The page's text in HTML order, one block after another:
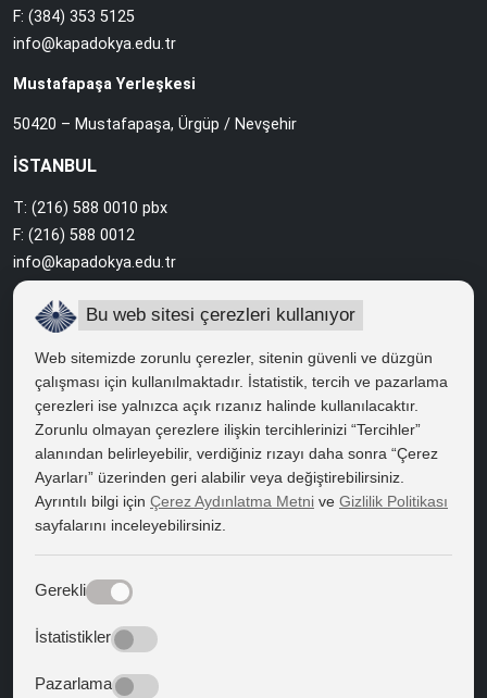
F: (384) 353 5125
info@kapadokya.edu.tr
Mustafapaşa Yerleşkesi
50420 – Mustafapaşa, Ürgüp / Nevşehir
İSTANBUL
T: (216) 588 0010 pbx
F: (216) 588 0012
info@kapadokya.edu.tr
Sabiha Gökçen Yerleşkesi
HIZLI ERİŞİM
Bilgi Edinme
Bilgi Paketi
Kapadokya Eduroam
Batıya Yön Veren Metinler
Bu web sitesi çerezleri kullanıyor
Web sitemizde zorunlu çerezler, sitenin güvenli ve düzgün
çalışması için kullanılmaktadır. İstatistik, tercih ve pazarlama
çerezleri ise yalnızca açık rızanız halinde kullanılacaktır.
Zorunlu olmayan çerezlere ilişkin tercihlerinizi “Tercihler”
alanından belirleyebilir, verdiğiniz rızayı daha sonra “Çerez
Ayarları” üzerinden geri alabilir veya değiştirebilirsiniz.
Ayrıntılı bilgi için Çerez Aydınlatma Metni ve Gizlilik Politikası
sayfalarını inceleyebilirsiniz.
Gerekli
İstatistikler
Pazarlama